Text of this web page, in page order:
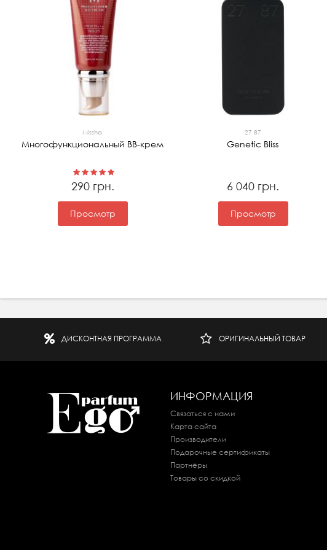
1
Missha
Многофункциональный ВВ-крем
290 грн.
Просмотр
27 87
Genetic Bliss
6 040 грн.
Просмотр
ДИСКОНТНАЯ ПРОГРАММА ОРИГИНАЛЬНЫЙ ТОВАР
ИНФОРМАЦИЯ
Связаться с нами
Карта сайта
Производители
Подарочные сертификаты
Партнёры
Товары со скидкой